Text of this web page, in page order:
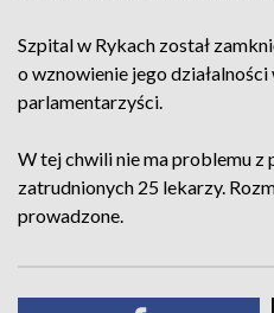
Szpital w Rykach został
o wznowienie jego
parlamentarzyści.
W tej chwili nie ma problemu z
zatrudnionych 25 lekarzy.
prowadzone.